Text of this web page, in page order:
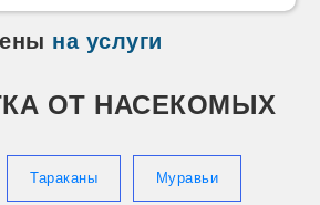
на услуги
ОТ НАСЕКОМЫХ
Тараканы Муравьи